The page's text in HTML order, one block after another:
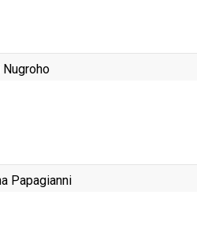
Nugroho
Papagianni